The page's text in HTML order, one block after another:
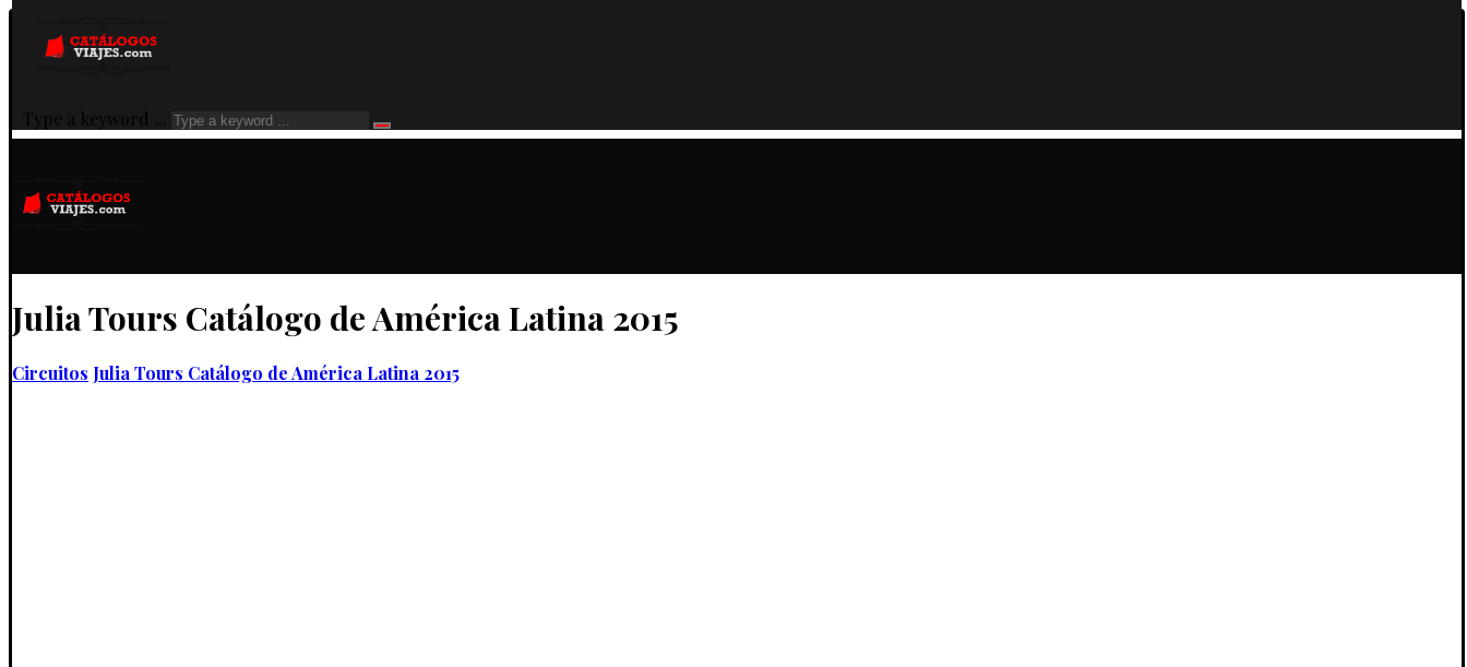
Type a keyword ...
Julia Tours Catálogo de América Latina 2015
Circuitos Julia Tours Catálogo de América Latina 2015